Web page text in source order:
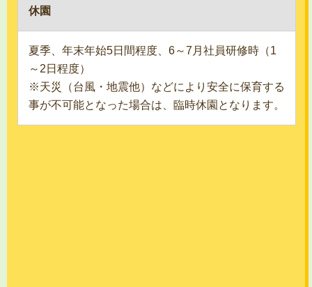
休園
夏季、年末年始5日間程度、6～7月社員研修時（1
～2日程度）
※天災（台風・地震他）などにより安全に保育する
事が不可能となった場合は、臨時休園となります。